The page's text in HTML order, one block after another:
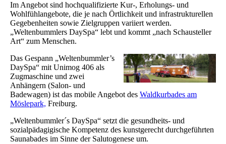
Im Angebot sind hochqualifizierte Kur-, Erholungs- und
Wohlfühlangebote, die je nach Örtlichkeit und infrastrukturellen
Gegebenheiten sowie Zielgruppen variiert werden.
„Weltenbummlers DaySpa“ lebt und kommt „nach Schausteller
Art“ zum Menschen.
Das Gespann „Weltenbummler’s
DaySpa“ mit Unimog 406 als
Zugmaschine und zwei
Anhängern (Salon- und
Badewagen) ist das mobile Angebot des Waldkurbades am
Möslepark, Freiburg.
„Weltenbummler´s DaySpa“ setzt die gesundheits- und
sozialpädagigische Kompetenz des kunstgerecht durchgeführten
Saunabades im Sinne der Salutogenese um.